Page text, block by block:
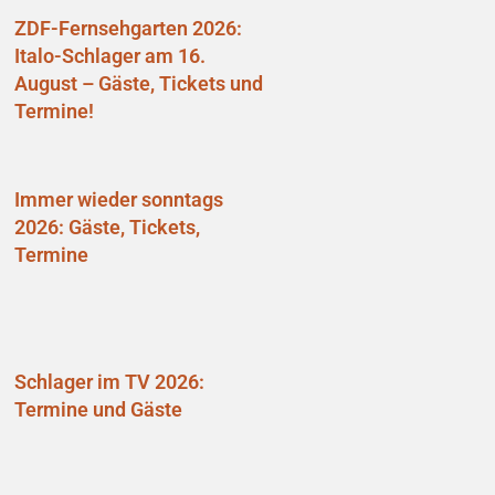
ZDF-Fernsehgarten 2026:
Italo-Schlager am 16.
August – Gäste, Tickets und
Termine!
Immer wieder sonntags
2026: Gäste, Tickets,
Termine
Schlager im TV 2026:
Termine und Gäste